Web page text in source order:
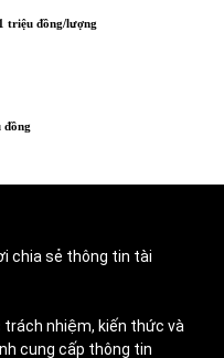
triệu đồng/lượng
đồng
chia sẻ thông tin tài
nhiệm, kiến thức và
cung cấp thông tin